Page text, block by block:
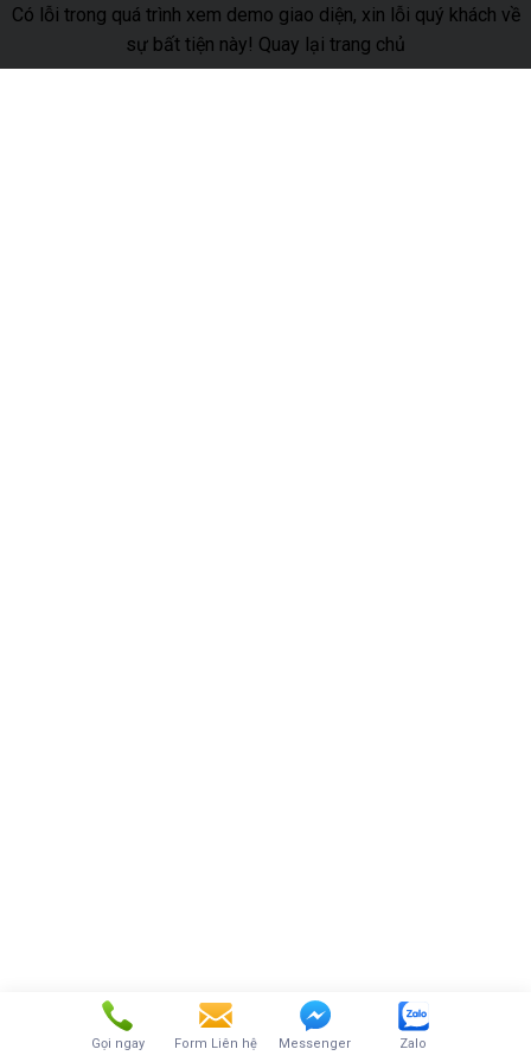
Có lỗi trong quá trình xem demo giao diện, xin lỗi quý khách về
sự bất tiện này! Quay lại trang chủ
Gọi ngay Form Liên hệ Messenger Zalo